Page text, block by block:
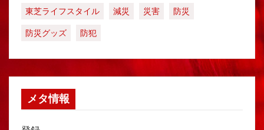
東芝ライフスタイル
減災 災害
防災
防災グッズ
防犯
メタ情報